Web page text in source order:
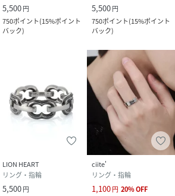
5,500円
750ポイント(15%ポイント
バック)
5,500円
750ポイント(15%ポイント
バック)
LION HEART
リング・指輪
5,500円
ciite'
リング・指輪
1,100円 20%OFF